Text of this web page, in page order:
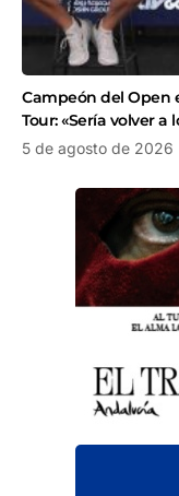
Campeón del Open
Tour: «Sería volver a
5 de agosto de 2026